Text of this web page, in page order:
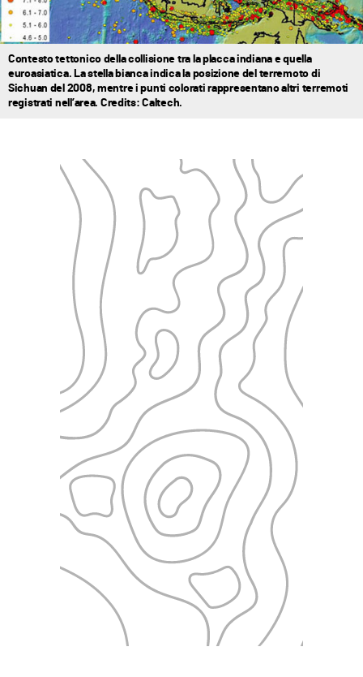
Contesto tettonico della collisione tra la placca indiana e quella
euroasiatica. La stella bianca indica la posizione del terremoto di
Sichuan del 2008, mentre i punti colorati rappresentano altri terremoti
registrati nell’area. Credits: Caltech.